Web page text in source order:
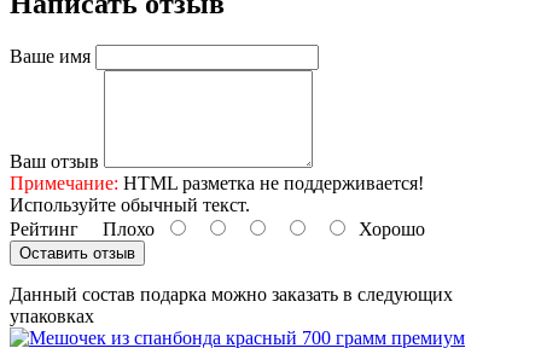
Ваше имя
Ваш отзыв
Примечание: HTML разметка не поддерживается!
Используйте обычный текст.
Рейтинг Плохо Хорошо
Оставить отзыв
Данный состав подарка можно заказать в следующих
упаковках